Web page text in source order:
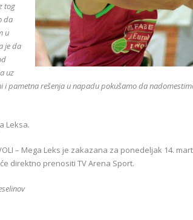
tog
da
u
je da
uz
i pametna rešenja u napadu pokušamo da
Leksa.
– Mega Leks je zakazana za ponedeljak 14.
direktno prenositi TV Arena Sport.